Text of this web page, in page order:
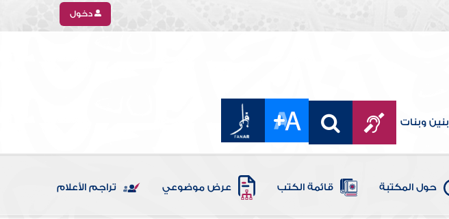
دخول
بنين وبنات
حول المكتبة قائمة الكتب عرض موضوعي تراجم الأعلام